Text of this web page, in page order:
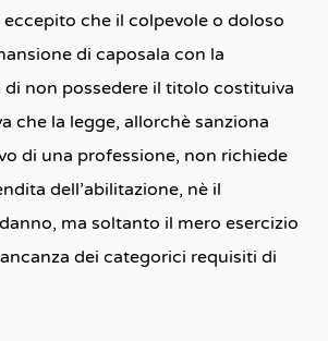
che il colpevole o doloso
di caposala con la
di non possedere il titolo costituiva
che la legge, allorchè sanziona
di una professione, non richiede
dell’abilitazione, nè il
ma soltanto il mero esercizio
dei categorici requisiti di